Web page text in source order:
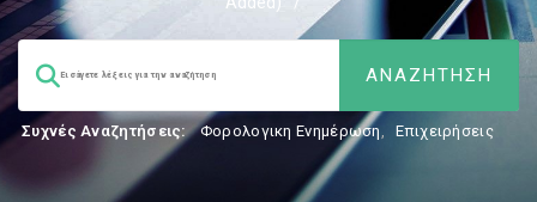
Συχνές Αναζητήσεις: Φορολογικη Ενημέρωση, Επιχειρήσεις